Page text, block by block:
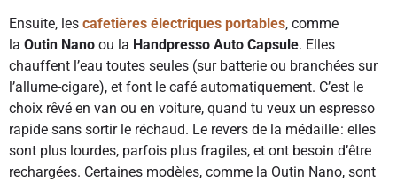
Ensuite, les cafetières électriques portables, comme
la Outin Nano ou la Handpresso Auto Capsule. Elles
chauffent l’eau toutes seules (sur batterie ou branchées sur
l’allume-cigare), et font le café automatiquement. C’est le
choix rêvé en van ou en voiture, quand tu veux un espresso
rapide sans sortir le réchaud. Le revers de la médaille : elles
sont plus lourdes, parfois plus fragiles, et ont besoin d’être
rechargées. Certaines modèles, comme la Outin Nano, sont